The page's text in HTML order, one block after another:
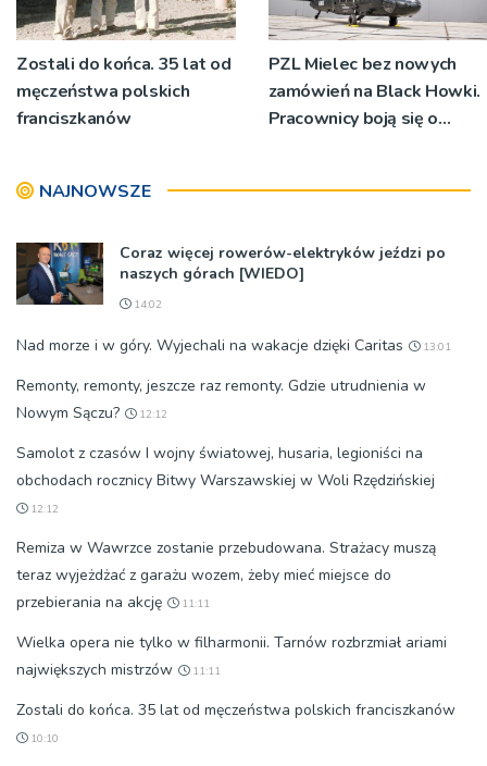
Zostali do końca. 35 lat od
męczeństwa polskich
franciszkanów
PZL Mielec bez nowych
zamówień na Black Howki.
Pracownicy boją się o
NAJNOWSZE
Coraz więcej rowerów-elektryków jeździ po
naszych górach [WIEDO]
14:02
Nad morze i w góry. Wyjechali na wakacje dzięki Caritas 13:01
Remonty, remonty, jeszcze raz remonty. Gdzie utrudnienia w
Nowym Sączu?
12:12
Samolot z czasów I wojny światowej, husaria, legioniści na
obchodach rocznicy Bitwy Warszawskiej w Woli Rzędzińskiej
12:12
Remiza w Wawrzce zostanie przebudowana. Strażacy muszą
teraz wyjeżdżać z garażu wozem, żeby mieć miejsce do
przebierania na akcję
11:11
Wielka opera nie tylko w filharmonii. Tarnów rozbrzmiał ariami
największych mistrzów
11:11
Zostali do końca. 35 lat od męczeństwa polskich franciszkanów
10:10